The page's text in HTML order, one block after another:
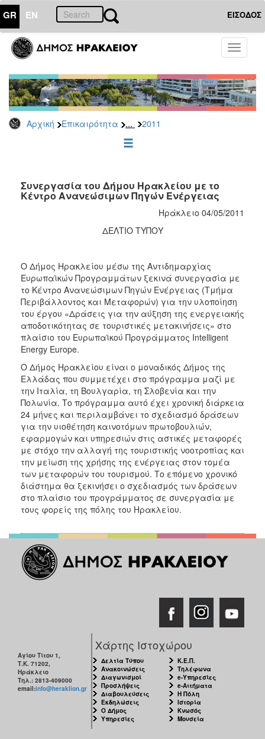
GR EN ΕΙΣΟΔΟΣ
Toggle
Αρχική Επικαιρότητα ... 2011
ΕΠΙΚΑΙΡΟΤΗΤΑ
Τύπου
Αρχείο
2026
2025
2022
2021
2017
2016
2015
2013
2012
2011
2010
2006
ΔΗΜΟΤΗΣ
ΕΠΙΣΚΕΠΤΗΣ
ΗΡΑΚΛΕΙΟ
Συνεργασία του Δήμου Ηρακλείου με το
Κέντρο Ανανεώσιμων Πηγών Ενέργειας
Ηράκλειο 04/05/2011
ΔΕΛΤΙΟ ΤΥΠΟΥ
Ο Δήμος Ηρακλείου μέσω της Αντιδημαρχίας
Ευρωπαϊκών Προγραμμάτων ξεκινά συνεργασία με
το Κέντρο Ανανεώσιμων Πηγών Ενέργειας (Τμήμα
Περιβάλλοντος και Μεταφορών) για την υλοποίηση
του έργου «Δράσεις για την αύξηση της ενεργειακής
αποδοτικότητας σε τουριστικές μετακινήσεις» στο
πλαίσιο του Ευρωπαϊκού Προγράμματος Intelligent
Energy Europe.
Ο Δήμος Ηρακλείου είναι ο μοναδικός Δήμος της
Ελλάδας που συμμετέχει στο πρόγραμμα μαζί με
την Ιταλία, τη Βουλγαρία, τη Σλοβενία και την
Πολωνία. Το πρόγραμμα αυτό έχει χρονική διάρκεια
24 μήνες και περιλαμβάνει το σχεδιασμό δράσεων
για την υιοθέτηση καινοτόμων πρωτοβουλιών,
εφαρμογών και υπηρεσιών στις αστικές μεταφορές
με στόχο την αλλαγή της τουριστικής νοοτροπίας και
την μείωση της χρήσης της ενέργειας στον τομέα
των μεταφορών του τουρισμού. Το επόμενο χρονικό
διάστημα θα ξεκινήσει ο σχεδιασμός των δράσεων
στο πλαίσιο του προγράμματος σε συνεργασία με
τους φορείς της πόλης του Ηρακλείου.
Αγίου Τίτου 1,
Τ.Κ. 71202,
Ηράκλειο
Τηλ.: 2813-409000
email:info@heraklion.gr
Χάρτης Ιστοχώρου
Δελτία Τύπου
Ανακοινώσεις
Διαγωνισμοί
Προσλήψεις
Διαβουλεύσεις
Εκδηλώσεις
Ο Δήμος
Υπηρεσίες
Κ.Ε.Π.
Τηλέφωνα
e-Υπηρεσίες
e-Αιτήματα
Η Πόλη
Ιστορία
Κνωσός
Μουσεία